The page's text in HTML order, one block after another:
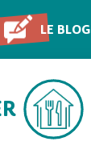
LE BLOG